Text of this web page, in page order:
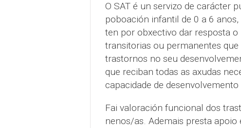
O SAT é un servizo de carácter
poboación infantil de 0 a 6
ten por obxectivo dar resposta o
transitorias ou permanentes
trastornos no seu
que reciban todas as axudas
capacidade de desenvolvemento
Fai valoración funcional dos
nenos/as. Ademais presta apoio